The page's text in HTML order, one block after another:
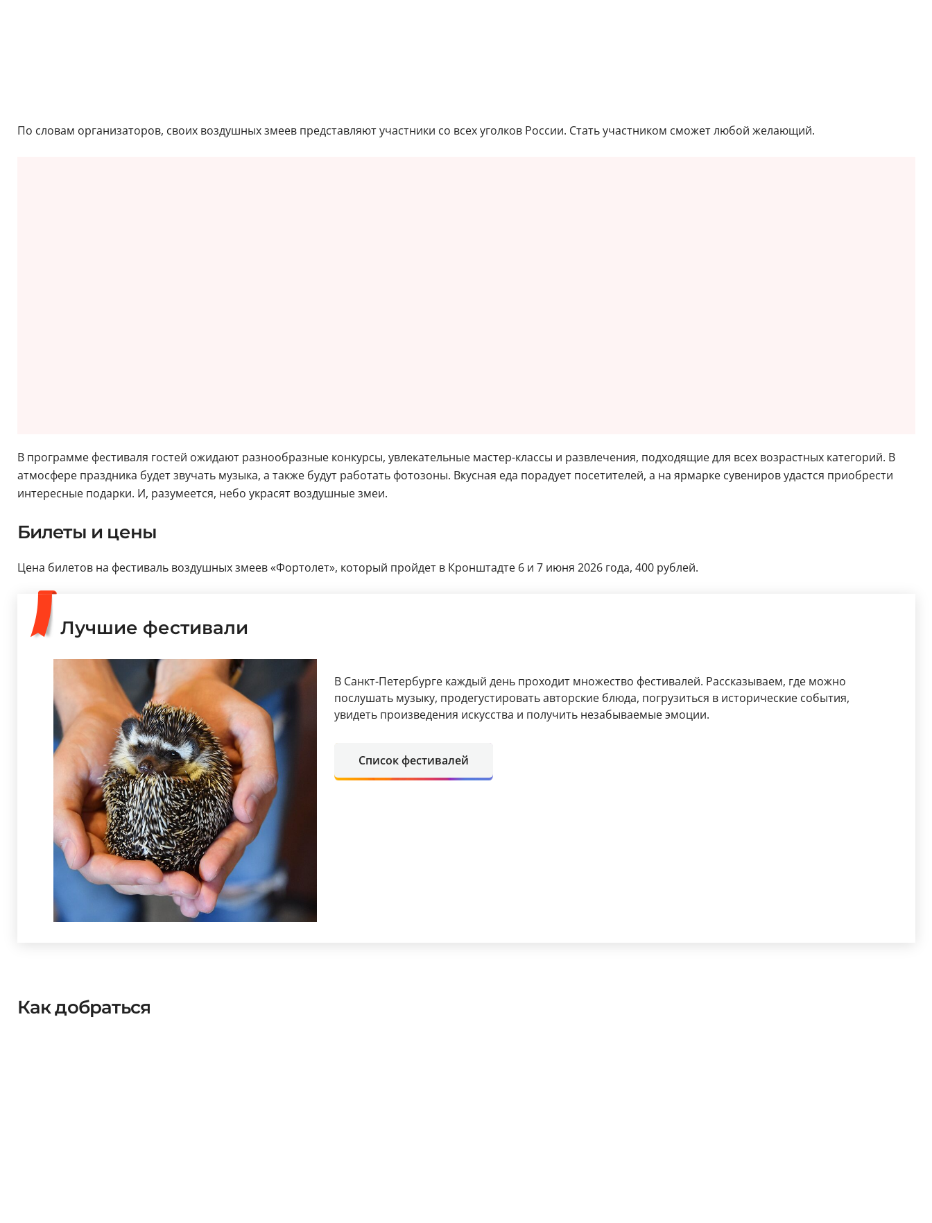
По словам организаторов, своих воздушных змеев представляют участники со всех уголков России. Стать участником сможет любой желающий.
В программе фестиваля гостей ожидают разнообразные конкурсы, увлекательные мастер-классы и развлечения, подходящие для всех возрастных категорий. В
атмосфере праздника будет звучать музыка, а также будут работать фотозоны. Вкусная еда порадует посетителей, а на ярмарке сувениров удастся приобрести
интересные подарки. И, разумеется, небо украсят воздушные змеи.
Билеты и цены
Цена билетов на фестиваль воздушных змеев «Фортолет», который пройдет в Кронштадте 6 и 7 июня 2026 года, 400 рублей.
Лучшие фестивали
В Санкт-Петербурге каждый день проходит множество фестивалей. Рассказываем, где можно
послушать музыку, продегустировать авторские блюда, погрузиться в исторические события,
увидеть произведения искусства и получить незабываемые эмоции.
Список фестивалей
Как добраться